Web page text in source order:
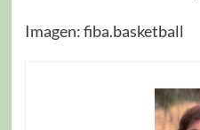
Imagen: fiba.basketball